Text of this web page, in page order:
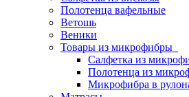
Полотенца вафельные
Ветошь
Веники
Товары из микрофибры
Салфетка из
Полотенца из
Микрофибра в